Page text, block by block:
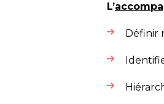
L’
Définir